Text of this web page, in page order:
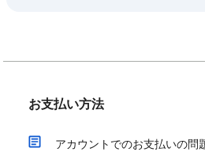
お支払い方法
アカウントでのお支払いの問